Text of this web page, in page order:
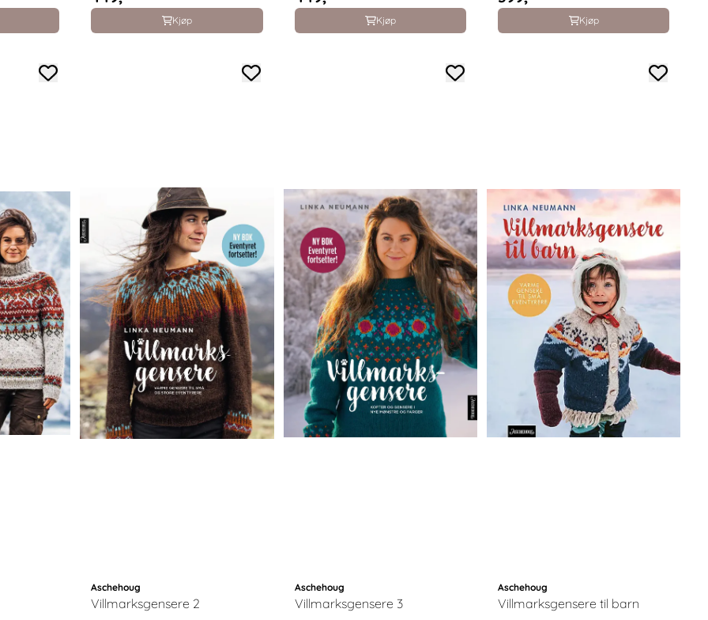
Kjøp Kjøp Kjøp
Aschehoug
Villmarksgensere 2
Aschehoug
Villmarksgensere 3
Aschehoug
Villmarksgensere til barn